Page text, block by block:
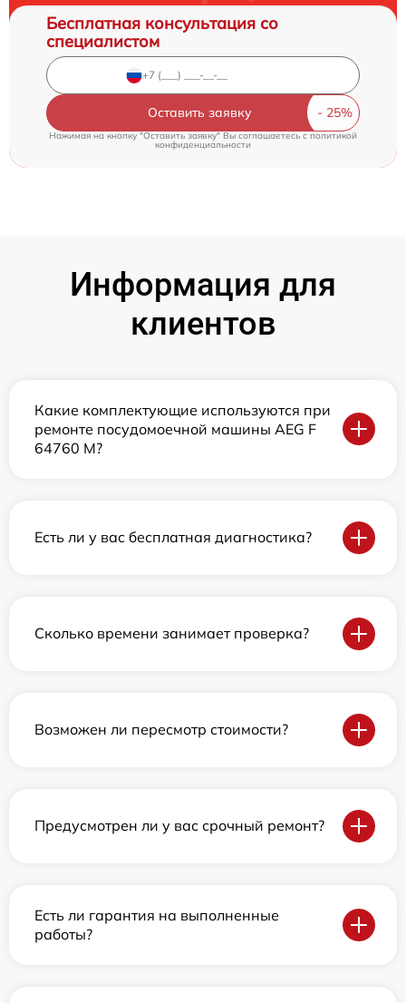
Бесплатная консультация со
специалистом
Оставить заявку
Нажимая на кнопку "Оставить заявку" Вы соглашаетесь cполитикой
конфиденциальности
Информация для
клиентов
Какие комплектующие используются при
ремонте посудомоечной машины AEG F
64760 M?
Есть ли у вас бесплатная диагностика?
Сколько времени занимает проверка?
Возможен ли пересмотр стоимости?
Предусмотрен ли у вас срочный ремонт?
Есть ли гарантия на выполненные
работы?